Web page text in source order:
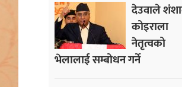
देउवाले
कोइराला
नेतृत्वको
भेलालाई सम्बोधन गर्ने